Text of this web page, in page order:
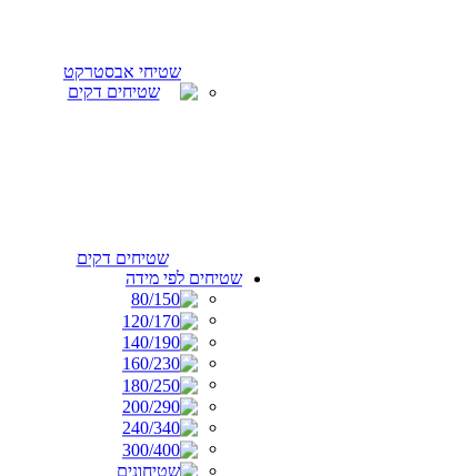
שטיחי אבסטרקט
שטיחים דקים
שטיחים לפי מידה